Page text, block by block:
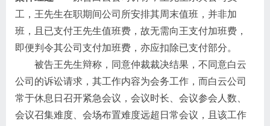
工，王先生在职期间公司所安排其周末值班，并非加
班，且已支付王先生值班费，故无需向王支付加班费，
即便判令其公司支付加班费，亦应扣除已支付部分。
被告王先生辩称，同意仲裁裁决结果，不同意白云
公司的诉讼请求，其工作内容为会务工作，而白云公司
常于休息日召开紧急会议，会议时长、会议参会人数、
会议召集难度、会场布置难度远超日常会议，且该工作